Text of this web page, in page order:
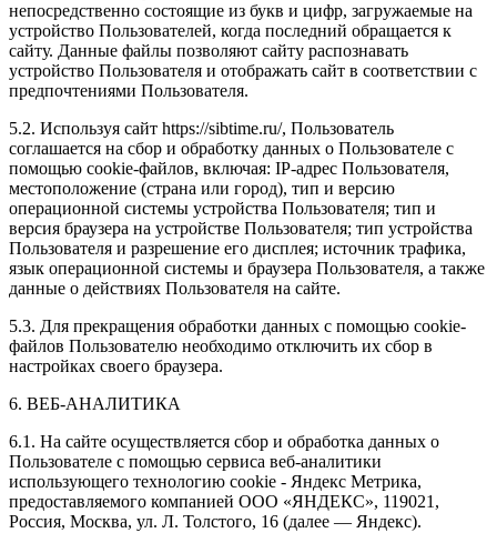
непосредственно состоящие из букв и цифр, загружаемые на
устройство Пользователей, когда последний обращается к
сайту. Данные файлы позволяют сайту распознавать
устройство Пользователя и отображать сайт в соответствии с
предпочтениями Пользователя.
5.2. Используя сайт https://sibtime.ru/, Пользователь
соглашается на сбор и обработку данных о Пользователе с
помощью cookie-файлов, включая: IP-адрес Пользователя,
местоположение (страна или город), тип и версию
операционной системы устройства Пользователя; тип и
версия браузера на устройстве Пользователя; тип устройства
Пользователя и разрешение его дисплея; источник трафика,
язык операционной системы и браузера Пользователя, а также
данные о действиях Пользователя на сайте.
5.3. Для прекращения обработки данных с помощью cookie-
файлов Пользователю необходимо отключить их сбор в
настройках своего браузера.
6. ВЕБ-АНАЛИТИКА
6.1. На сайте осуществляется сбор и обработка данных о
Пользователе с помощью сервиса веб-аналитики
использующего технологию cookie - Яндекс Метрика,
предоставляемого компанией ООО «ЯНДЕКС», 119021,
Россия, Москва, ул. Л. Толстого, 16 (далее — Яндекс).